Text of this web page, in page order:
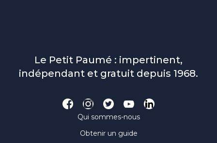
Le Petit Paumé : impertinent,
indépendant et gratuit depuis 1968.
Qui sommes-nous
Obtenir un guide